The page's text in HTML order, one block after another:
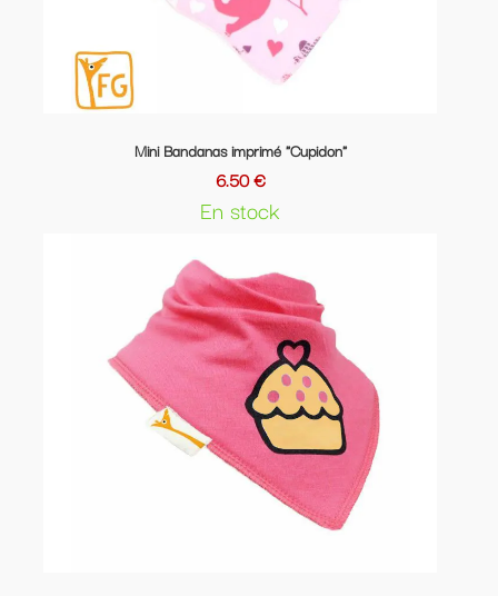
Mini Bandanas imprimé "Cupidon"
6.50 €
En stock